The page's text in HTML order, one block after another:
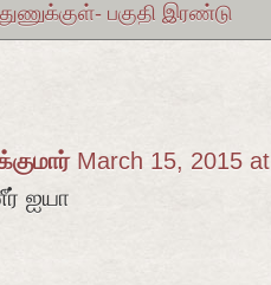
பகுதி இரண்டு
March 15, 2015
ஐயா